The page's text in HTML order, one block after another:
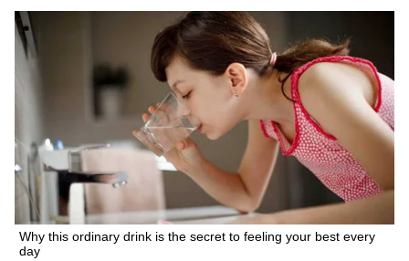
Why this ordinary drink is the secret to feeling your best every
day